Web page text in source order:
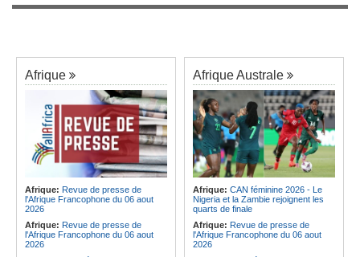
Afrique
Afrique: Revue de presse de
l'Afrique Francophone du 06 aout
2026
Afrique: Revue de presse de
l'Afrique Francophone du 06 aout
2026
Afrique Australe
Afrique: CAN féminine 2026 - Le
Nigeria et la Zambie rejoignent les
quarts de finale
Afrique: Revue de presse de
l'Afrique Francophone du 06 aout
2026